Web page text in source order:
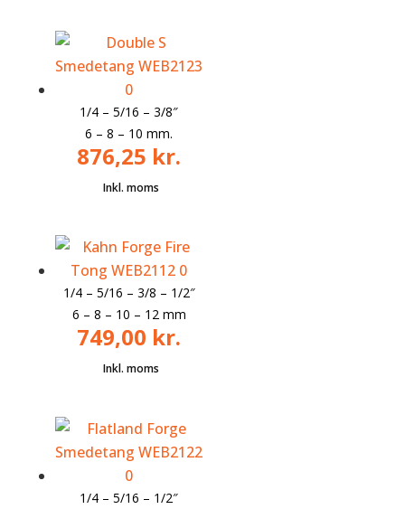
1/4 – 5/16 – 3/8″
6 – 8 – 10 mm.
876,25 kr.
1/4 – 5/16 – 3/8 – 1/2″
6 – 8 – 10 – 12 mm
749,00 kr.
1/4 – 5/16 – 1/2″